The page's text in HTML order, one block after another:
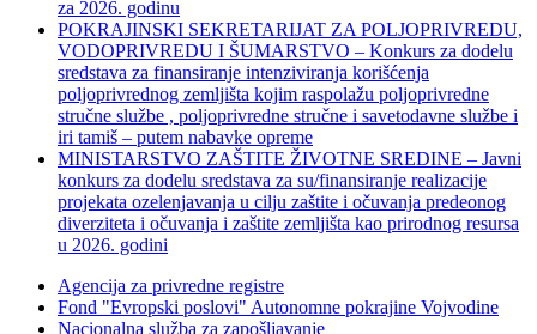
za 2026. godinu
POKRAJINSKI SEKRETARIJAT ZA POLJOPRIVREDU,
VODOPRIVREDU I ŠUMARSTVO – Konkurs za dodelu
sredstava za finansiranje intenziviranja korišćenja
poljoprivrednog zemljišta kojim raspolažu poljoprivredne
stručne službe , poljoprivredne stručne i savetodavne službe i
iri tamiš ‒ putem nabavke opreme
MINISTARSTVO ZAŠTITE ŽIVOTNE SREDINE – Javni
konkurs za dodelu sredstava za su/finansiranje realizacije
projekata ozelenjavanja u cilju zaštite i očuvanja predeonog
diverziteta i očuvanja i zaštite zemljišta kao prirodnog resursa
u 2026. godini
Agencija za privredne registre
Fond "Evropski poslovi" Autonomne pokrajine Vojvodine
Nacionalna služba za zapošljavanje